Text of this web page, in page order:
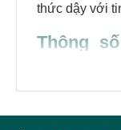
thức dậy với
Thông
cao su